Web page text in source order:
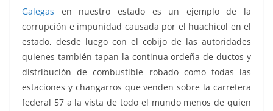
Galegas en nuestro estado es un ejemplo de la
corrupción e impunidad causada por el huachicol en el
estado, desde luego con el cobijo de las autoridades
quienes también tapan la continua ordeña de ductos y
distribución de combustible robado como todas las
estaciones y changarros que venden sobre la carretera
federal 57 a la vista de todo el mundo menos de quien